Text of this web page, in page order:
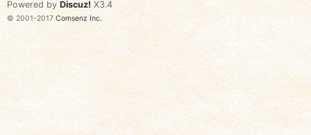
Powered by Discuz! X3.4
© 2001-2017 Comsenz Inc.